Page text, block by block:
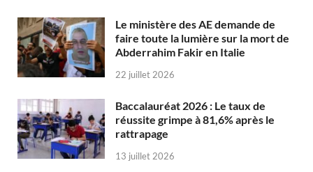
Le ministère des AE demande de
faire toute la lumière sur la mort de
Abderrahim Fakir en Italie
22 juillet 2026
Baccalauréat 2026 : Le taux de
réussite grimpe à 81,6% après le
rattrapage
13 juillet 2026